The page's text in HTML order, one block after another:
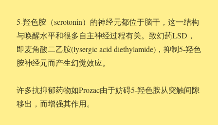
5-羟色胺（serotonin）的神经元都位于脑干，这一结构
与唤醒水平和很多自主神经过程有关。致幻药LSD，
即麦角酸二乙胺(lysergic acid diethylamide)，抑制5-羟色
胺神经元而产生幻觉效应。
许多抗抑郁药物如Prozac由于妨碍5-羟色胺从突触间隙
移出，而增强其作用。